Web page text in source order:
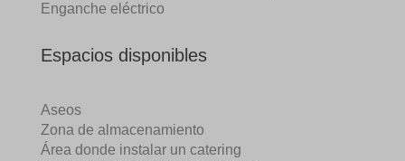
Enganche eléctrico
Espacios disponibles
Aseos
Zona de almacenamiento
Área donde instalar un catering